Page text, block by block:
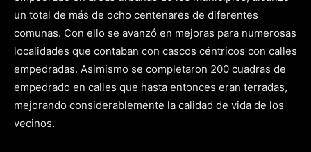
un total de más de ocho centenares de diferentes
comunas. Con ello se avanzó en mejoras para numerosas
localidades que contaban con cascos céntricos con calles
empedradas. Asimismo se completaron 200 cuadras de
empedrado en calles que hasta entonces eran terradas,
mejorando considerablemente la calidad de vida de los
vecinos.